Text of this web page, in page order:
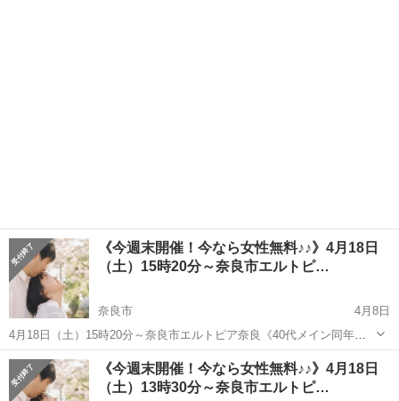
《今週末開催！今なら女性無料♪♪》4月18日
（土）15時20分～奈良市エルトピ…
奈良市
4月8日
4月18日（土）15時20分～奈良市エルトピア奈良《40代メイン同年
代》高年収＆安定職♪大人オシャレなエリート男性編 男性：年収
350万以上会社員又は公務員の方又は自営業の方 男性35歳～49歳
女性35歳～49歳...
奈良 奈良市 パーティー
《今週末開催！今なら女性無料♪♪》4月18日
（土）13時30分～奈良市エルトピ…